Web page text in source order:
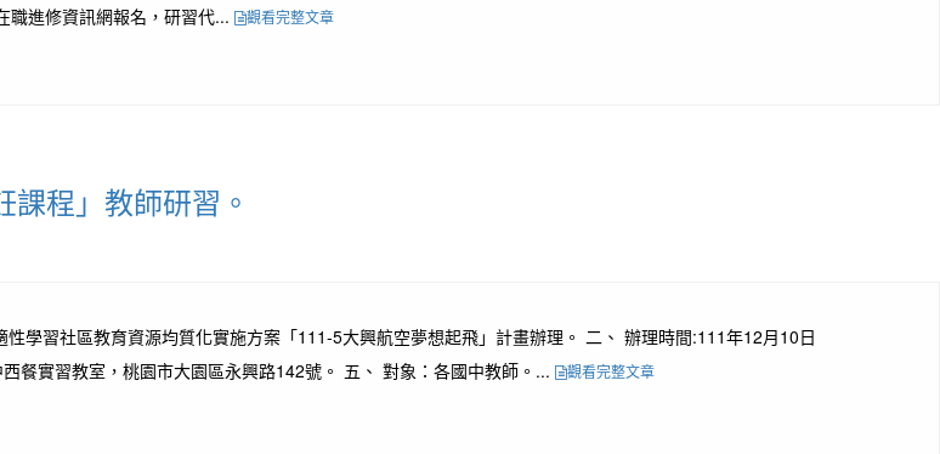
職進修資訊網報名，研習代...
觀看完整文章
程」教師研習。
學習社區教育資源均質化實施方案「111-5大興航空夢想起飛」計畫辦理。 二、 辦理時間:111年12月10日
餐實習教室，桃園市大園區永興路142號。 五、 對象：各國中教師。...
觀看完整文章